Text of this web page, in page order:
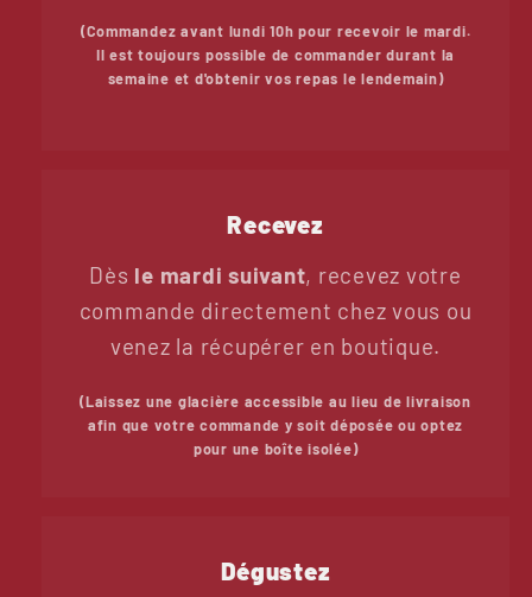
(Commandez avant lundi 10h pour recevoir le mardi.
Il est toujours possible de commander durant la
semaine et d'obtenir vos repas le lendemain)
Recevez
Dès le mardi suivant, recevez votre
commande directement chez vous ou
venez la récupérer en boutique.
(Laissez une glacière accessible au lieu de livraison
afin que votre commande y soit déposée ou optez
pour une boîte isolée)
Dégustez